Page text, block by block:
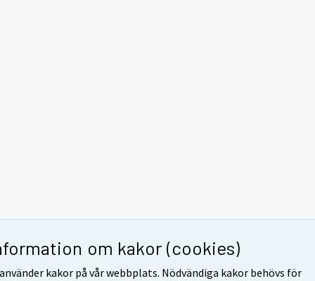
om kakor (cookies)
kakor på vår webbplats. Nödvändiga kakor behövs för